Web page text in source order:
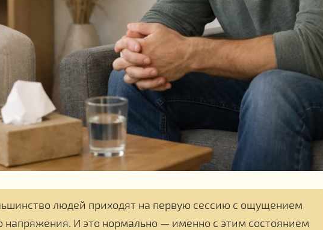
людей приходят на первую сессию с ощущением
напряжения. И это нормально — именно с этим состоянием